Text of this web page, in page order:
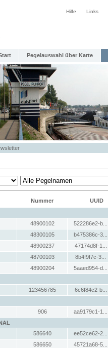
Hilfe Links
Pegelauswahl über Karte
Nummer UUID
48900102 522286e2-b...
48300105 b475386c-3...
48900237 47174d8f-1...
48700103 8b4f9f7c-3...
48900204 5aaed954-d...
123456785 6c6f84c2-b...
906 aa9179c1-1...
586640 ee52ce62-2...
586650 45721a68-5...